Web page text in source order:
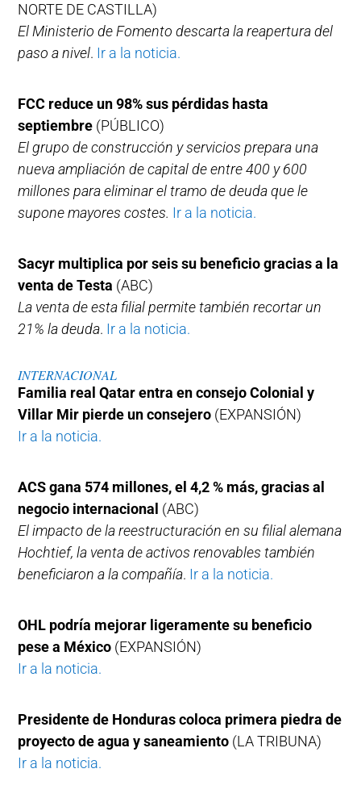
NORTE DE CASTILLA)
El Ministerio de Fomento descarta la reapertura del
paso a nivel. Ir a la noticia.
FCC reduce un 98% sus pérdidas hasta
septiembre (PÚBLICO)
El grupo de construcción y servicios prepara una
nueva ampliación de capital de entre 400 y 600
millones para eliminar el tramo de deuda que le
supone mayores costes. Ir a la noticia.
Sacyr multiplica por seis su beneficio gracias a la
venta de Testa (ABC)
La venta de esta filial permite también recortar un
21% la deuda. Ir a la noticia.
INTERNACIONAL
Familia real Qatar entra en consejo Colonial y
Villar Mir pierde un consejero (EXPANSIÓN)
Ir a la noticia.
ACS gana 574 millones, el 4,2 % más, gracias al
negocio internacional (ABC)
El impacto de la reestructuración en su filial alemana
Hochtief, la venta de activos renovables también
beneficiaron a la compañía. Ir a la noticia.
OHL podría mejorar ligeramente su beneficio
pese a México (EXPANSIÓN)
Ir a la noticia.
Presidente de Honduras coloca primera piedra de
proyecto de agua y saneamiento (LA TRIBUNA)
Ir a la noticia.